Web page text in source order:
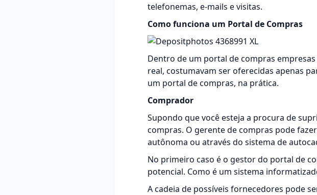
telefonemas, e-mails e visitas.
Como funciona um Portal de Compras
Dentro de um portal de compras
real, costumavam ser oferecidas apenas
um portal de compras, na prática.
Comprador
Supondo que você esteja a procura de
compras. O gerente de compras pode
autônoma ou através do sistema de
No primeiro caso é o gestor do portal de
potencial. Como é um sistema
A cadeia de possíveis fornecedores pode